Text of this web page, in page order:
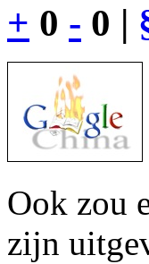
+ 0 - 0 |
Ook zou
zijn